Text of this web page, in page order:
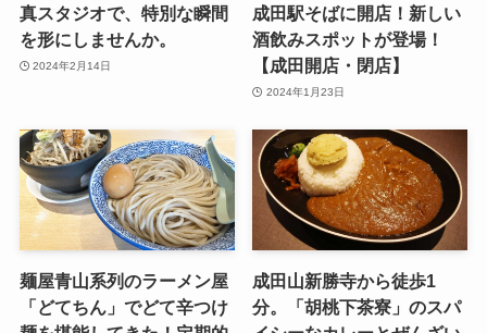
真スタジオで、特別な瞬間
を形にしませんか。
2024年2月14日
成田駅そばに開店！新しい
酒飲みスポットが登場！
【成田開店・閉店】
2024年1月23日
麺屋青山系列のラーメン屋
「どてちん」でどて辛つけ
成田山新勝寺から徒歩1
分。「胡桃下茶寮」のスパ